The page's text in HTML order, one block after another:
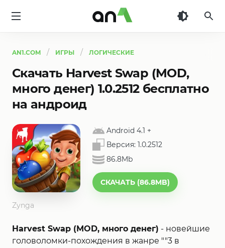
AN1.COM ИГРЫ ЛОГИЧЕСКИЕ
Скачать Harvest Swap (MOD,
много денег) 1.0.2512 бесплатно
на андроид
Android 4.1 +
Версия: 1.0.2512
86.8Mb
СКАЧАТЬ (86.8MB)
Zynga
Harvest Swap (MOD, много денег) - новейшие
головоломки-похождения в жанре ""3 в